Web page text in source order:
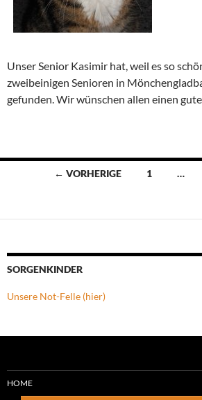
Unser Senior Kasimir hat, weil es so
zweibeinigen Senioren in
gefunden. Wir wünschen allen einen
Beitragsnavigation
← VORHERIGE 1 …
SORGENKINDER
Unsere Not-Felle (hier)
HOME